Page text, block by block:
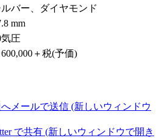
ルバー、ダイヤモンド
mm
気圧
600,000＋税(予価)
メールで送信 (新しいウィンドウ
で共有 (新しいウィンドウで開き